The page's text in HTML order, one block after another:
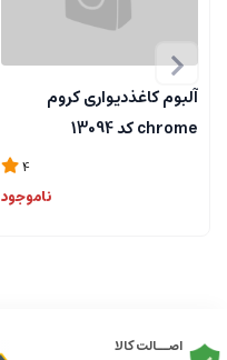
آلبوم کاغذدیواری کروم
chrome کد 13094
4
ناموجود
اصــالت کالا